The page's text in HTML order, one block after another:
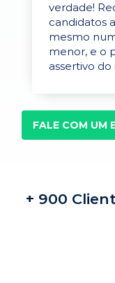
verdade!
candidatos
mesmo
menor, e o
assertivo do
FALE COM UM
+ 900